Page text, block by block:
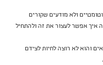
ולא מודעים שקורים
איך אפשר לעצור את זה ולהתחיל
והוא לא רוצה לחיות לצידם